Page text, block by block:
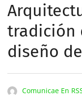
tradición
diseño
Comunicae En